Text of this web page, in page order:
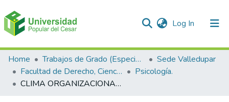
Log In (current)
Communities & Collections
All of DSpace
Home Trabajos de Grado (Especializaciones y Pregrados)
Sede Valledupar
Facultad de Derecho, Ciencias Políticas y Sociales.
Psicología.
CLIMA ORGANIZACIONAL Y DESEMPEÑO LABORAL DEL PERSONAL ADMINISTRATIVO DE LA UNIDAD PEDIÁTRICA SIMON BOLÍVAR DE LA CIUDAD DE VALLEDUPAR EN EL AÑO 2019.